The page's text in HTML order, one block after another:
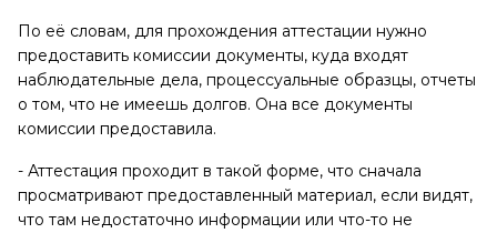
По её словам, для прохождения аттестации нужно
предоставить комиссии документы, куда входят
наблюдательные дела, процессуальные образцы, отчеты
о том, что не имеешь долгов. Она все документы
комиссии предоставила.
- Аттестация проходит в такой форме, что сначала
просматривают предоставленный материал, если видят,
что там недостаточно информации или что-то не